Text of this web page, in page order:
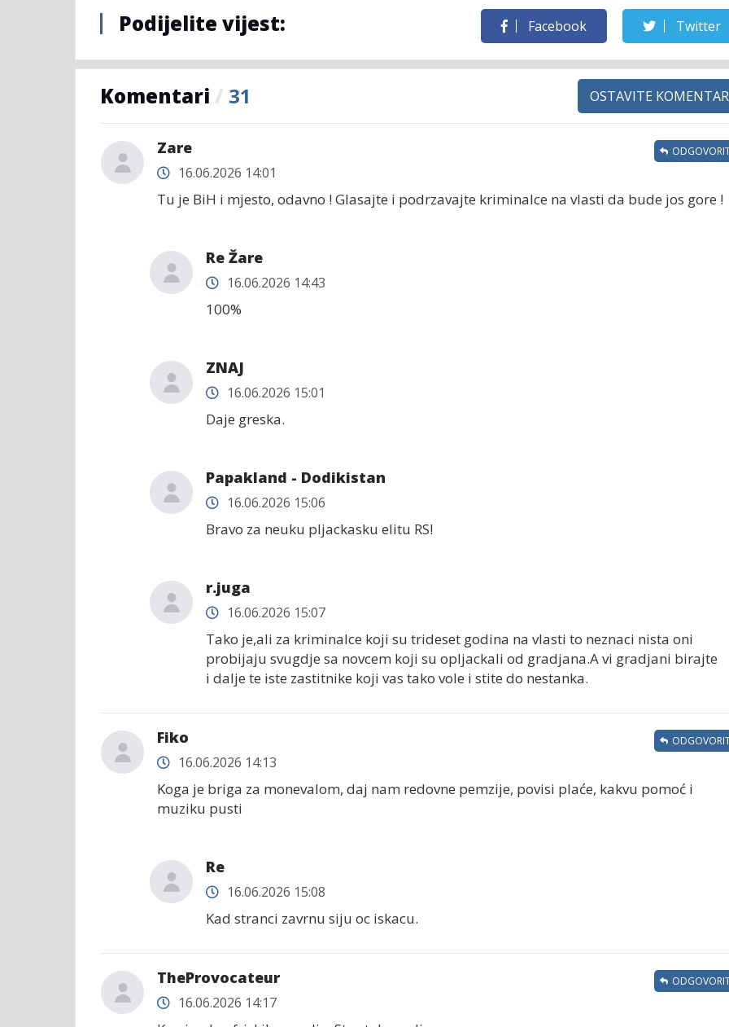
Podijelite vijest: Facebook Twitter
Komentari / 31 OSTAVITE KOMENTAR
Zare
16.06.2026 14:01
Tu je BiH i mjesto, odavno ! Glasajte i podrzavajte kriminalce na vlasti da bude jos gore !
Re Žare
16.06.2026 14:43
100%
ZNAJ
16.06.2026 15:01
Daje greska.
Papakland - Dodikistan
16.06.2026 15:06
Bravo za neuku pljackasku elitu RS!
r.juga
16.06.2026 15:07
Tako je,ali za kriminalce koji su trideset godina na vlasti to neznaci nista oni
probijaju svugdje sa novcem koji su opljackali od gradjana.A vi gradjani birajte
i dalje te iste zastitnike koji vas tako vole i stite do nestanka.
Fiko
16.06.2026 14:13
Koga je briga za monevalom, daj nam redovne pemzije, povisi plaće, kakvu pomoć i
muziku pusti
Re
16.06.2026 15:08
Kad stranci zavrnu siju oc iskacu.
TheProvocateur
16.06.2026 14:17